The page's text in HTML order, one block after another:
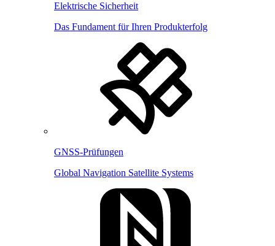
Elektrische Sicherheit
Das Fundament für Ihren Produkterfolg
GNSS-Prüfungen
Global Navigation Satellite Systems